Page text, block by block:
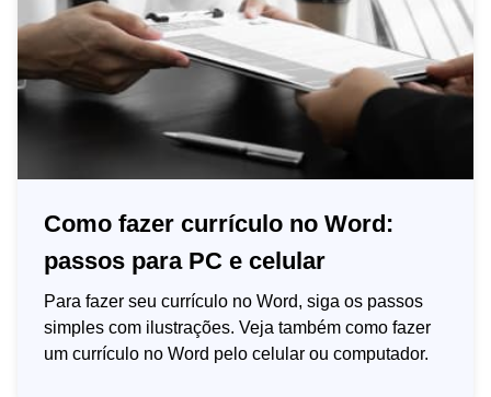
Como fazer currículo no Word:
passos para PC e celular
Para fazer seu currículo no Word, siga os passos
simples com ilustrações. Veja também como fazer
um currículo no Word pelo celular ou computador.